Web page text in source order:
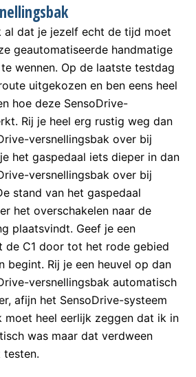
al dat je jezelf echt de tijd moet
geautomatiseerde handmatige
wennen. Op de laatste testdag
uitgekozen en ben eens heel
hoe deze SensoDrive-
Rij je heel erg rustig weg dan
versnellingsbak over bij
het gaspedaal iets dieper in dan
versnellingsbak over bij
stand van het gaspedaal
het overschakelen naar de
plaatsvindt. Geef je een
de C1 door tot het rode gebied
begint. Rij je een heuvel op dan
versnellingsbak automatisch
afijn het SensoDrive-systeem
moet heel eerlijk zeggen dat ik in
was maar dat verdween